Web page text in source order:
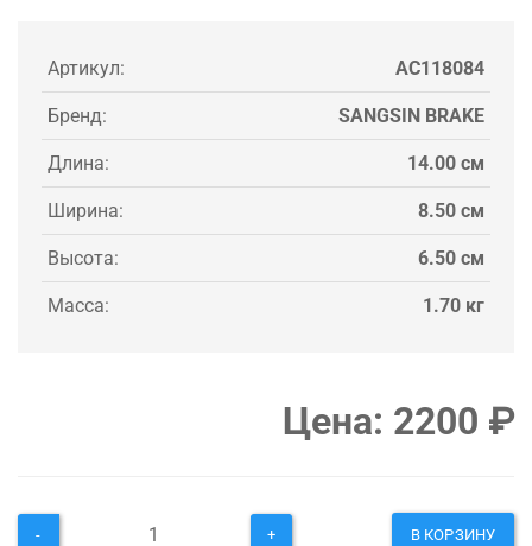
Артикул: AC118084
Бренд: SANGSIN BRAKE
Длина: 14.00 см
Ширина: 8.50 см
Высота: 6.50 см
Масса: 1.70 кг
Цена: 2200 ₽
- + В КОРЗИНУ